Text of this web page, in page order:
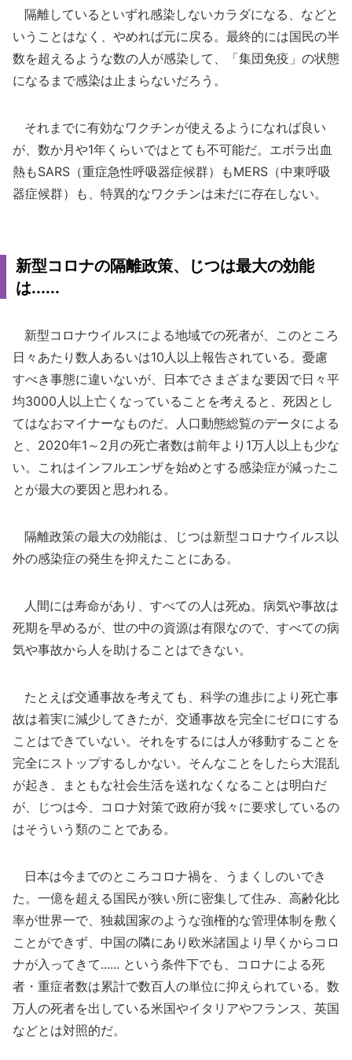
隔離しているといずれ感染しないカラダになる、などと
いうことはなく、やめれば元に戻る。最終的には国民の半
数を超えるような数の人が感染して、「集団免疫」の状態
になるまで感染は止まらないだろう。
それまでに有効なワクチンが使えるようになれば良い
が、数か月や1年くらいではとても不可能だ。エボラ出血
熱もSARS（重症急性呼吸器症候群）もMERS（中東呼吸
器症候群）も、特異的なワクチンは未だに存在しない。
新型コロナの隔離政策、じつは最大の効能
は......
新型コロナウイルスによる地域での死者が、このところ
日々あたり数人あるいは10人以上報告されている。憂慮
すべき事態に違いないが、日本でさまざまな要因で日々平
均3000人以上亡くなっていることを考えると、死因とし
てはなおマイナーなものだ。人口動態総覧のデータによる
と、2020年1～2月の死亡者数は前年より1万人以上も少な
い。これはインフルエンザを始めとする感染症が減ったこ
とが最大の要因と思われる。
隔離政策の最大の効能は、じつは新型コロナウイルス以
外の感染症の発生を抑えたことにある。
人間には寿命があり、すべての人は死ぬ。病気や事故は
死期を早めるが、世の中の資源は有限なので、すべての病
気や事故から人を助けることはできない。
たとえば交通事故を考えても、科学の進歩により死亡事
故は着実に減少してきたが、交通事故を完全にゼロにする
ことはできていない。それをするには人が移動することを
完全にストップするしかない。そんなことをしたら大混乱
が起き、まともな社会生活を送れなくなることは明白だ
が、じつは今、コロナ対策で政府が我々に要求しているの
はそういう類のことである。
日本は今までのところコロナ禍を、うまくしのいでき
た。一億を超える国民が狭い所に密集して住み、高齢化比
率が世界一で、独裁国家のような強権的な管理体制を敷く
ことができず、中国の隣にあり欧米諸国より早くからコロ
ナが入ってきて...... という条件下でも、コロナによる死
者・重症者数は累計で数百人の単位に抑えられている。数
万人の死者を出している米国やイタリアやフランス、英国
などとは対照的だ。